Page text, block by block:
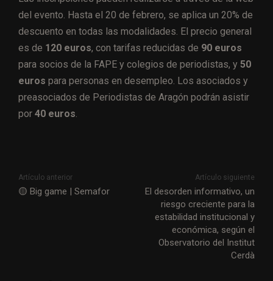
del evento. Hasta el 20 de febrero, se aplica un 20% de
descuento en todas las modalidades. El precio general
es de 120 euros, con tarifas reducidas de 90 euros
para socios de la FAPE y colegios de periodistas, y 50
euros para personas en desempleo. Los asociados y
preasociados de Periodistas de Aragón podrán asistir
por 40 euros.
Artículo anterior
🟡 Big game | Semafor
Artículo siguiente
El desorden informativo, un
riesgo creciente para la
estabilidad institucional y
económica, según el
Observatorio del Institut
Cerdà